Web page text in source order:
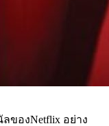
ของNetflix อย่าง